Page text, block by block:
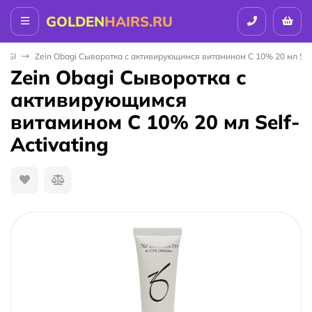
GOLDENHAIRS.RU
Zein Obagi Сыворотка с активирующимся витамином С 10% 20 мл
Zein Obagi Сыворотка с
активирующимся
витамином С 10% 20 мл Self-
Activating